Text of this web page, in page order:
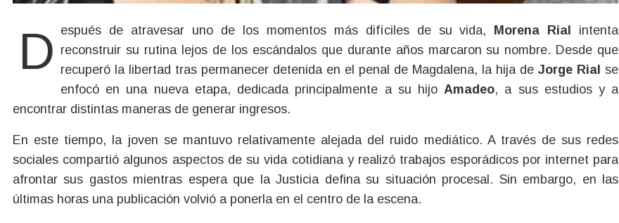
Después de atravesar uno de los momentos más difíciles de su vida, Morena Rial intenta
reconstruir su rutina lejos de los escándalos que durante años marcaron su nombre. Desde que
recuperó la libertad tras permanecer detenida en el penal de Magdalena, la hija deJorge Rial se
enfocó en una nueva etapa, dedicada principalmente a su hijo Amadeo, a sus estudios y a
encontrar distintas maneras de generar ingresos.
En este tiempo, la joven se mantuvo relativamente alejada del ruido mediático. A través de sus redes
sociales compartió algunos aspectos de su vida cotidiana y realizó trabajos esporádicos por internet para
afrontar sus gastos mientras espera que la Justicia defina su situación procesal. Sin embargo, en las
últimas horas una publicación volvió a ponerla en el centro de la escena.